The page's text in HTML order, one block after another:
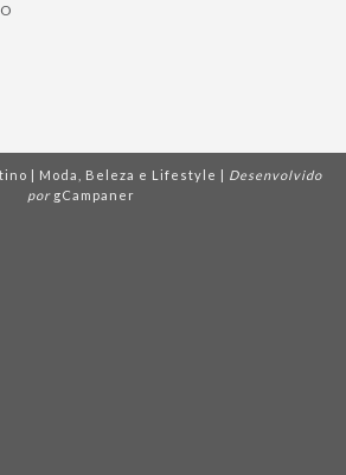
| Moda, Beleza e Lifestyle | Desenvolvido
por gCampaner